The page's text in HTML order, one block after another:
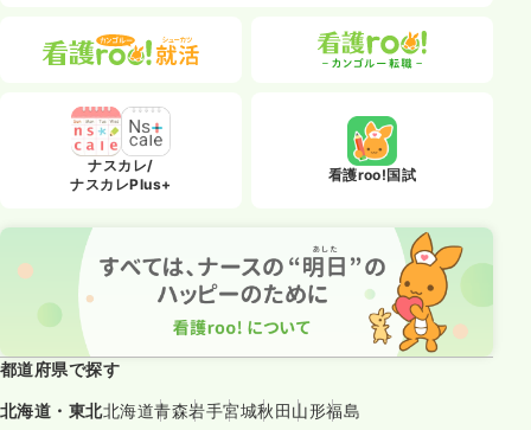
ナスカレ/
ナスカレPlus+
看護roo!国試
都道府県で探す
北海道・東北北海道青森岩手宮城秋田山形福島